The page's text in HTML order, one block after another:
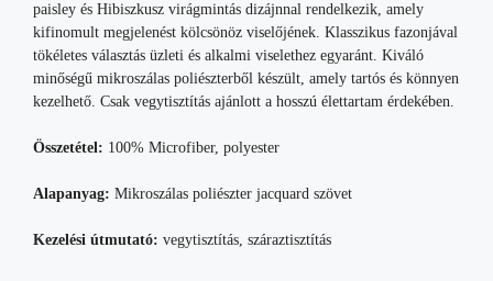
paisley és Hibiszkusz virágmintás dizájnnal rendelkezik, amely
kifinomult megjelenést kölcsönöz viselőjének. Klasszikus fazonjával
tökéletes választás üzleti és alkalmi viselethez egyaránt. Kiváló
minőségű mikroszálas poliészterből készült, amely tartós és könnyen
kezelhető. Csak vegytisztítás ajánlott a hosszú élettartam érdekében.
Összetétel: 100% Microfiber, polyester
Alapanyag: Mikroszálas poliészter jacquard szövet
Kezelési útmutató: vegytisztítás, száraztisztítás